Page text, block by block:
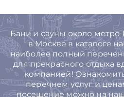
Бани и сауны около метро
в Москве в каталоге
наиболее полный
для прекрасного отдыха
компанией!
перечнем услуг и
посещение можно на